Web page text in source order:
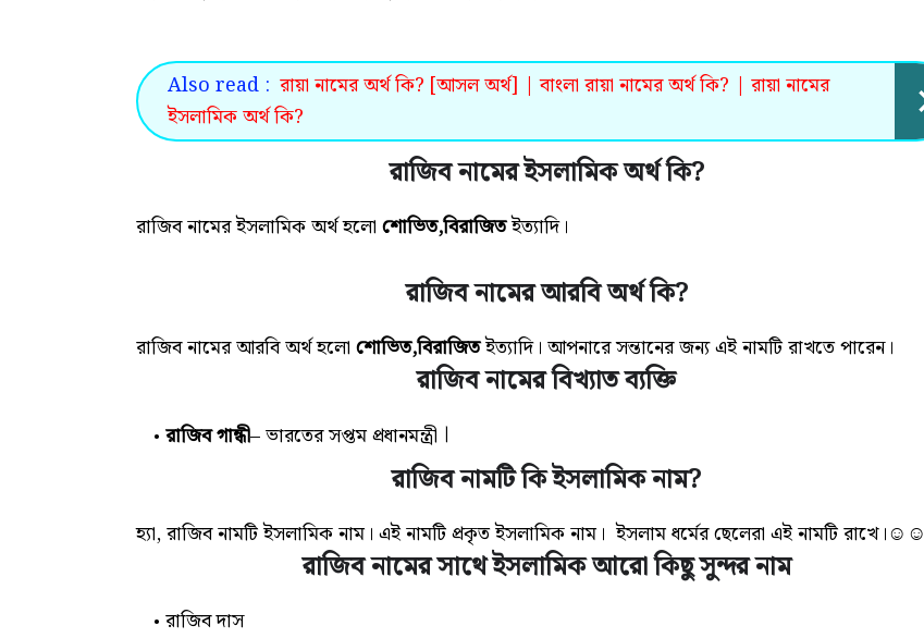
Also read : রায়া নামের অর্থ কি? [আসল অর্থ] | বাংলা রায়া নামের অর্থ কি? | রায়া নামের
ইসলামিক অর্থ কি?
রাজিব নামের ইসলামিক অর্থ কি?
রাজিব নামের ইসলামিক অর্থহলো শোভিত,বিরাজিতইত্যাদি।
রাজিব নামের আরবি অর্থ কি?
রাজিব নামের আরবি অর্থ হলো শোভিত,বিরাজিতইত্যাদি। আপনারে সন্তানের জন্য এই নামটি রাখতে পারেন।
রাজিব নামের বিখ্যাত ব্যক্তি
রাজিব গান্ধী– ভারতের সপ্তম প্রধানমন্ত্রী ।
রাজিব নামটি কি ইসলামিক নাম?
হ্যা, রাজিব নামটি ইসলামিক নাম। এই নামটি প্রকৃত ইসলামিক নাম। ইসলাম ধর্মের ছেলেরা এই নামটি রাখে।☺☺
রাজিব নামের সাথে ইসলামিক আরো কিছু সুন্দর নাম
রাজিব দাস